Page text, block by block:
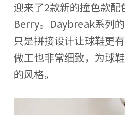
迎来了2款新的撞色款
Berry。Daybreak系列
只是拼接设计让球鞋更
做工也非常细致，为球
的风格。